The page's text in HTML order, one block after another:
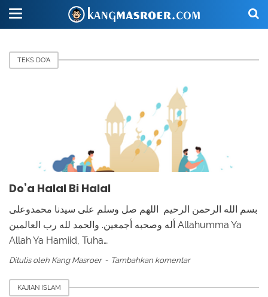
TEKS DO'A
Do’a Halal Bi Halal
بسم الله الرحمن الرحيم اللهم صل وسلم على سيدنا محمدوعلى
أله وصحبه أجمعين. والحمد لله رب العالمين Allahumma Ya
Allah Ya Hamiid, Tuha…
Ditulis oleh Kang Masroer Tambahkan komentar
KAJIAN ISLAM